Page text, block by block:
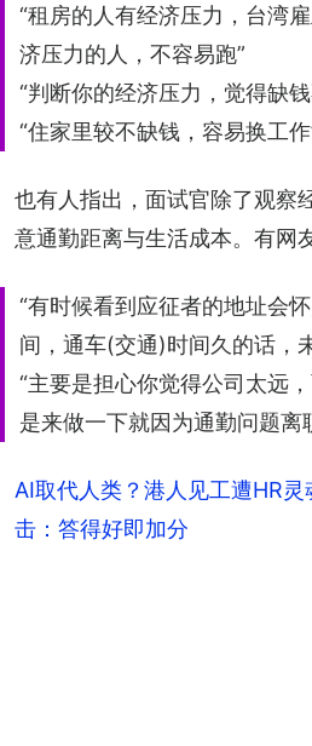
“租房的人有经济压力，台湾
济压力的人，不容易跑”
“判断你的经济压力，觉得缺
“住家里较不缺钱，容易换工作
也有人指出，面试官除了观察
意通勤距离与生活成本。有网
“有时候看到应征者的地址会
间，通车(交通)时间久的话，
“主要是担心你觉得公司太远
是来做一下就因为通勤问题离
AI取代人类？港人见工遭HR
击：答得好即加分